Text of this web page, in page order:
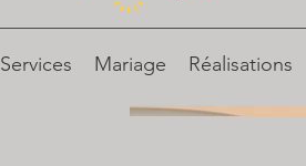
Services Mariage Réalisations